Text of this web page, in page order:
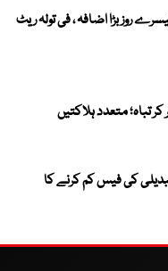
روز بڑا اضافہ ، فی تولہ ریٹ
کی فیس کم کرنے کا